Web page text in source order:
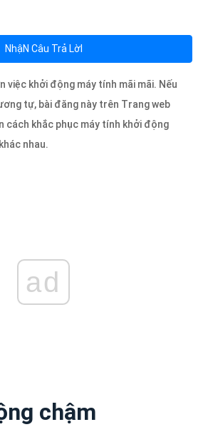
NhậN Câu Trả LờI
việc khởi động máy tính mãi mãi. Nếu
tự, bài đăng này trên Trang web
cách khắc phục máy tính khởi động
nhau.
ad
chậm